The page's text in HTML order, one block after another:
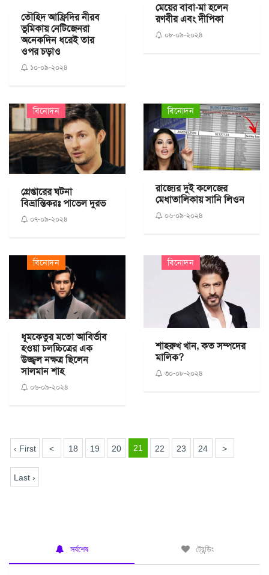
তৌহিদ আফ্রিদির নীরব
ভূমিকায় নেটিজেনরা
অনেকদিন ধরেই তার
ওপর চড়াও
১০-০৯-২০২৪
মেয়ের বাবা-মা হলেন
রণবীর এবং দীপিকা
০৮-০৯-২০২৪
বিনোদন
গ্রেপ্তারের ঘটনা
বিভ্রান্তিকরঃ পাভেল দুরভ
০৭-০৯-২০২৪
বিনোদন
রাজ্যের দুই কলেজের
মেধাতালিকায় সানি লিওন
০৬-০৯-২০২৪
বিনোদন
ধূমকেতুর মতো আবির্ভাব
হওয়া চলচ্চিত্রের এক
উজ্জ্বল নক্ষত্র ছিলেন
সালমান শাহ
০৬-০৯-২০২৪
বিনোদন
শাহরুখ খান, কত সম্পদের
মালিক?
৩০-০৮-২০২৪
‹ First < 18 19 20 21 22 23 24 >
Last ›
সর্বশেষ ট্রেন্ডিং